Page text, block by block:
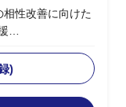
相性改善に向けた
と要件整理を担
技術的な理解を
)